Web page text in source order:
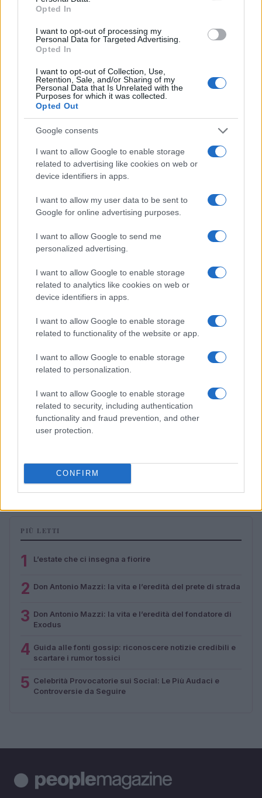
Opted In
I want to opt-out of processing my
Personal Data for Targeted Advertising.
Opted In
I want to opt-out of Collection, Use,
Retention, Sale, and/or Sharing of my
Personal Data that Is Unrelated with the
Purposes for which it was collected.
Opted Out
Google consents
I want to allow Google to enable storage
related to advertising like cookies on web or
device identifiers in apps.
I want to allow my user data to be sent to
Google for online advertising purposes.
I want to allow Google to send me
personalized advertising.
I want to allow Google to enable storage
related to analytics like cookies on web or
device identifiers in apps.
I want to allow Google to enable storage
related to functionality of the website or app.
I want to allow Google to enable storage
related to personalization.
I want to allow Google to enable storage
related to security, including authentication
functionality and fraud prevention, and other
user protection.
CONFIRM
Tai chi a impatto dolce per rafforzare core e postura
Matteo Pellegrino · 8 Ago 2026
PEOPLE NEWS
Coldcard: l’attacco informatico che ha rubato 1600
bitcoin
Cristian Castiglioni · 8 Ago 2026
PEOPLE NEWS
soccorso dopo il ciclone Harry
Cristian Castiglioni · 6 Ago 2026
PIÙ LETTI
1 L’estate che ci insegna a fiorire
2 Don Antonio Mazzi: la vita e l’eredità del prete di strada
3 Don Antonio Mazzi: la vita e l’eredità del fondatore di
Exodus
4 Guida alle fonti gossip: riconoscere notizie credibili e
scartare i rumor tossici
5 Celebrità Provocatorie sui Social: Le Più Audaci e
Controversie da Seguire